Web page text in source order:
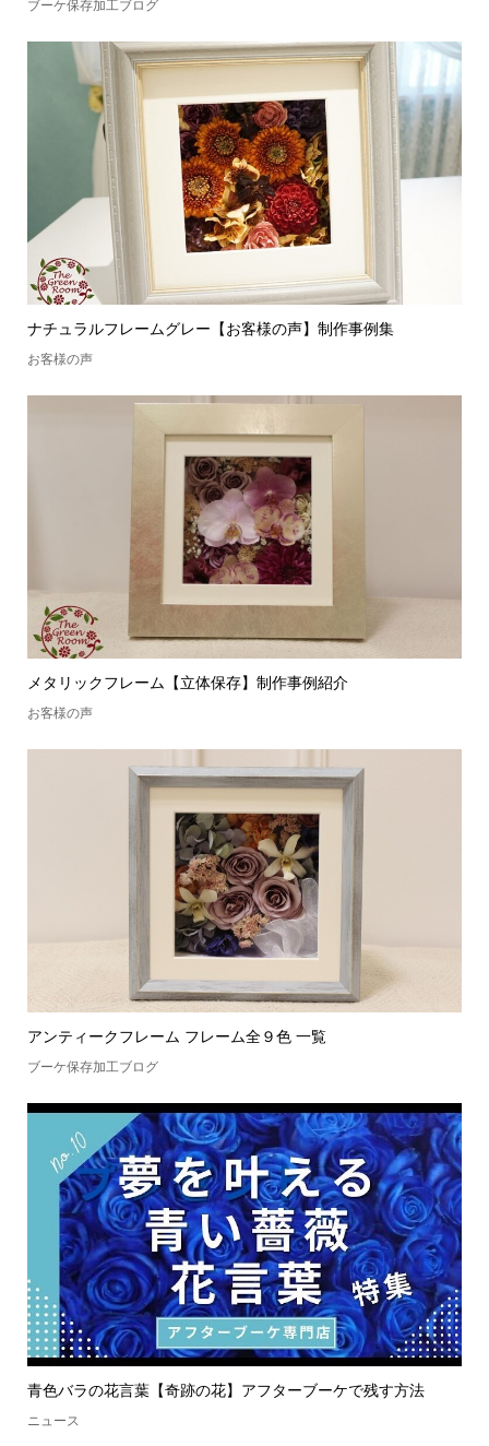
ブーケ保存加工ブログ
ナチュラルフレームグレー【お客様の声】制作事例集
お客様の声
メタリックフレーム【立体保存】制作事例紹介
お客様の声
アンティークフレーム フレーム全９色 一覧
ブーケ保存加工ブログ
青色バラの花言葉【奇跡の花】アフターブーケで残す方法
ニュース